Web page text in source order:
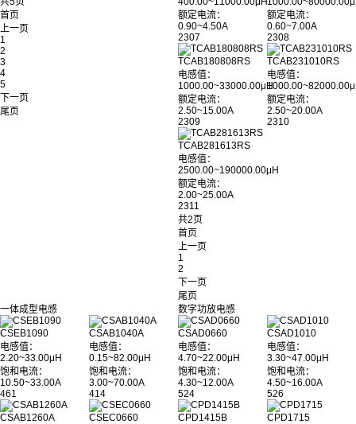
首页
上一页
1
2
3
4
5
下一页
尾页
额定电流：
0.90~4.50A
2307
额定电流：
0.60~7.00A
2308
TCAB180808RS
电感值：
1000.00~33000.00μH
额定电流：
2.50~15.00A
2309
TCAB231010RS
电感值：
额定电流：
2.50~20.00A
2310
TCAB281613RS
电感值：
2500.00~190000.00μH
额定电流：
2.00~25.00A
2311
共2页
首页
上一页
1
2
下一页
尾页
一体成型电感
CSEB1090
电感值：
2.20~33.00μH
饱和电流：
10.50~33.00A
461
CSAB1040A
电感值：
0.15~82.00μH
饱和电流：
3.00~70.00A
414
CSAB1260A
CSEC0660
数字功放电感
CSAD0660
电感值：
4.70~22.00μH
饱和电流：
4.30~12.00A
524
CSAD1010
电感值：
3.30~47.00μH
饱和电流：
4.50~16.00A
526
CPD1415B
CPD1715